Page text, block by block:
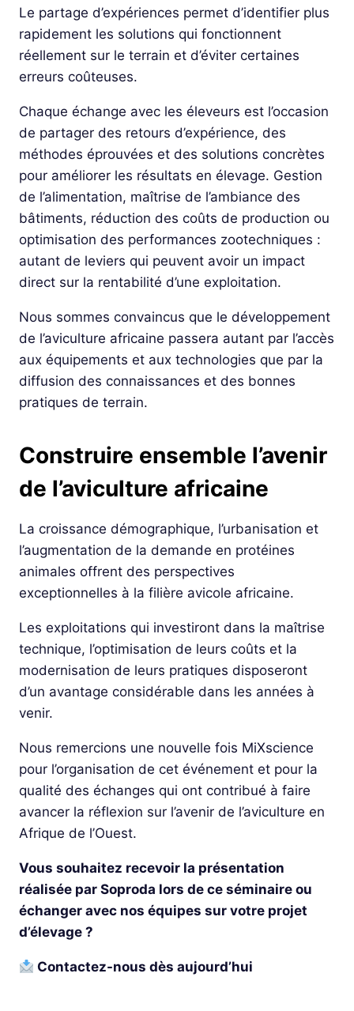
Le partage d’expériences permet d’identifier plus
rapidement les solutions qui fonctionnent
réellement sur le terrain et d’éviter certaines
erreurs coûteuses.
Chaque échange avec les éleveurs est l’occasion
de partager des retours d’expérience, des
méthodes éprouvées et des solutions concrètes
pour améliorer les résultats en élevage. Gestion
de l’alimentation, maîtrise de l’ambiance des
bâtiments, réduction des coûts de production ou
optimisation des performances zootechniques :
autant de leviers qui peuvent avoir un impact
direct sur la rentabilité d’une exploitation.
Nous sommes convaincus que le développement
de l’aviculture africaine passera autant par l’accès
aux équipements et aux technologies que par la
diffusion des connaissances et des bonnes
pratiques de terrain.
Construire ensemble l’avenir
de l’aviculture africaine
La croissance démographique, l’urbanisation et
l’augmentation de la demande en protéines
animales offrent des perspectives
exceptionnelles à la filière avicole africaine.
Les exploitations qui investiront dans la maîtrise
technique, l’optimisation de leurs coûts et la
modernisation de leurs pratiques disposeront
d’un avantage considérable dans les années à
venir.
Nous remercions une nouvelle fois MiXscience
pour l’organisation de cet événement et pour la
qualité des échanges qui ont contribué à faire
avancer la réflexion sur l’avenir de l’aviculture en
Afrique de l’Ouest.
Vous souhaitez recevoir la présentation
réalisée par Soproda lors de ce séminaire ou
échanger avec nos équipes sur votre projet
d’élevage ?
Contactez-nous dès aujourd’hui